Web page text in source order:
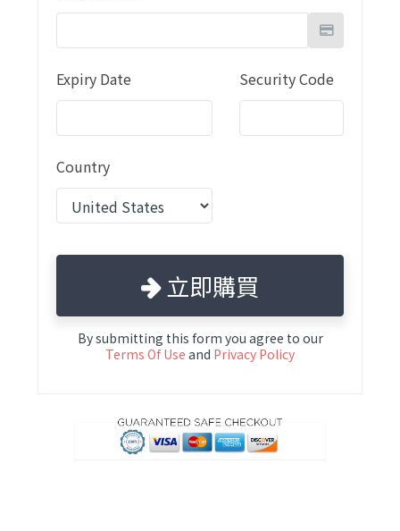
Expiry Date Security Code
Country
立即購買
By submitting this form you agree to our
Terms Of Use and Privacy Policy